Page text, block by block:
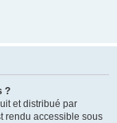
?
et distribué par
rendu accessible sous